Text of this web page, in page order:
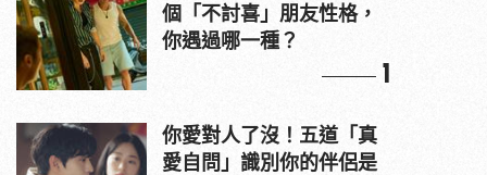
個「不討喜」朋友性格，
你遇過哪一種？
1
你愛對人了沒！五道「真
愛自問」識別你的伴侶是